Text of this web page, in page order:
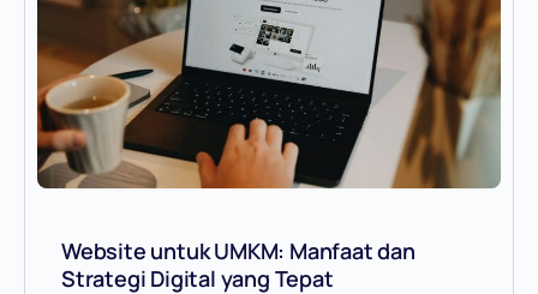
Website untuk UMKM: Manfaat dan
Strategi Digital yang Tepat